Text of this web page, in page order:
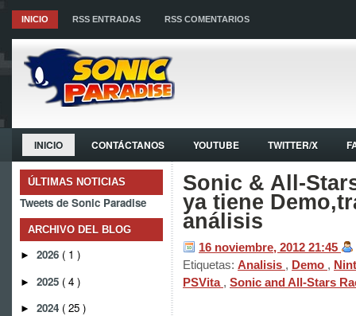
INICIO RSS ENTRADAS RSS COMENTARIOS
INICIO CONTÁCTANOS YOUTUBE TWITTER/X
ÚLTIMAS NOTICIAS
Tweets de Sonic Paradise
ARCHIVO DEL BLOG
► 2026 ( 1 )
► 2025 ( 4 )
► 2024 ( 25 )
Sonic & All-
ya tiene
análisis
16 noviembre, 2012 21:45
Etiquetas: Analisis , Demo ,
PSVita , Sonic and All-Stars